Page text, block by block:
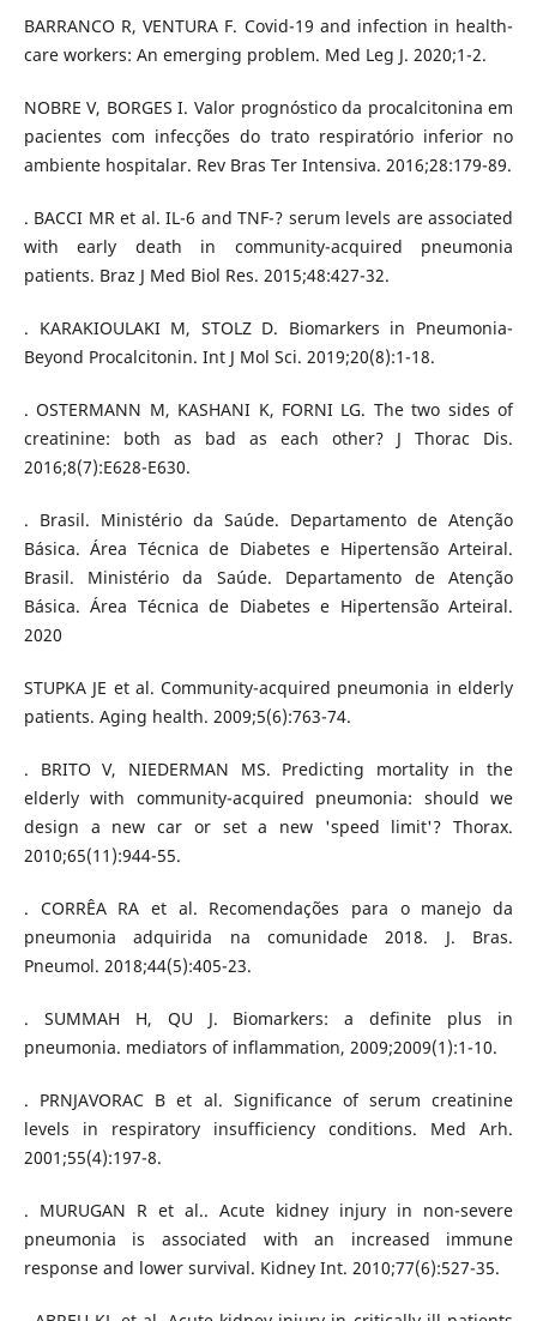
BARRANCO R, VENTURA F. Covid-19 and infection in health-
care workers: An emerging problem. Med Leg J. 2020;1-2.
NOBRE V, BORGES I. Valor prognóstico da procalcitonina em
pacientes com infecções do trato respiratório inferior no
ambiente hospitalar. Rev Bras Ter Intensiva. 2016;28:179-89.
. BACCI MR et al. IL-6 and TNF-? serum levels are associated
with early death in community-acquired pneumonia
patients. Braz J Med Biol Res. 2015;48:427-32.
. KARAKIOULAKI M, STOLZ D. Biomarkers in Pneumonia-
Beyond Procalcitonin. Int J Mol Sci. 2019;20(8):1-18.
. OSTERMANN M, KASHANI K, FORNI LG. The two sides of
creatinine: both as bad as each other? J Thorac Dis.
2016;8(7):E628-E630.
. Brasil. Ministério da Saúde. Departamento de Atenção
Básica. Área Técnica de Diabetes e Hipertensão Arteiral.
Brasil. Ministério da Saúde. Departamento de Atenção
Básica. Área Técnica de Diabetes e Hipertensão Arteiral.
2020
STUPKA JE et al. Community-acquired pneumonia in elderly
patients. Aging health. 2009;5(6):763-74.
. BRITO V, NIEDERMAN MS. Predicting mortality in the
elderly with community-acquired pneumonia: should we
design a new car or set a new 'speed limit'? Thorax.
2010;65(11):944-55.
. CORRÊA RA et al. Recomendações para o manejo da
pneumonia adquirida na comunidade 2018. J. Bras.
Pneumol. 2018;44(5):405-23.
. SUMMAH H, QU J. Biomarkers: a definite plus in
pneumonia. mediators of inflammation, 2009;2009(1):1-10.
. PRNJAVORAC B et al. Significance of serum creatinine
levels in respiratory insufficiency conditions. Med Arh.
2001;55(4):197-8.
. MURUGAN R et al.. Acute kidney injury in non-severe
pneumonia is associated with an increased immune
response and lower survival. Kidney Int. 2010;77(6):527-35.